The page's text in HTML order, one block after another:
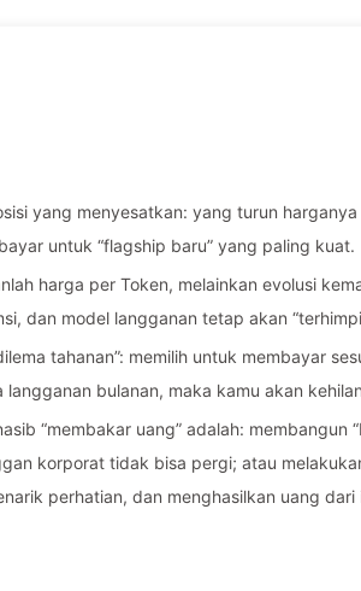
yang menyesatkan: yang turun
untuk “flagship baru” yang paling kuat.
harga per Token, melainkan evolusi
dan model langganan tetap akan
tahanan”: memilih untuk membayar
bulanan, maka kamu akan
“membakar uang” adalah: membangun
korporat tidak bisa pergi; atau
perhatian, dan menghasilkan uang